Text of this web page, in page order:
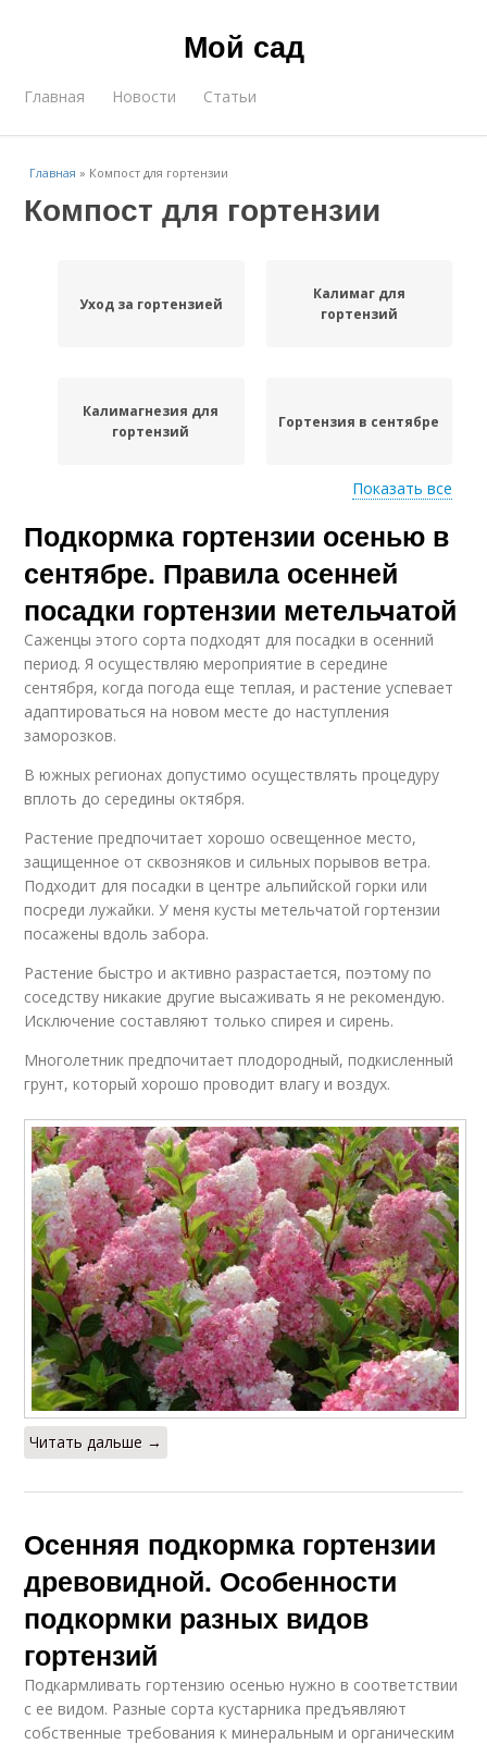
Мой сад
Главная Новости Статьи
Главная » Компост для гортензии
Компост для гортензии
Уход за гортензией
Калимаг для
гортензий
Калимагнезия для
гортензий
Гортензия в сентябре
Удобрение для
гортензий
Подкормки для
садовых гортензий
Показать все
Подкормка гортензии осенью в
сентябре. Правила осенней
посадки гортензии метельчатой
Саженцы этого сорта подходят для посадки в осенний
период. Я осуществляю мероприятие в середине
сентября, когда погода еще теплая, и растение успевает
адаптироваться на новом месте до наступления
заморозков.
В южных регионах допустимо осуществлять процедуру
вплоть до середины октября.
Растение предпочитает хорошо освещенное место,
защищенное от сквозняков и сильных порывов ветра.
Подходит для посадки в центре альпийской горки или
посреди лужайки. У меня кусты метельчатой гортензии
посажены вдоль забора.
Растение быстро и активно разрастается, поэтому по
соседству никакие другие высаживать я не рекомендую.
Исключение составляют только спирея и сирень.
Многолетник предпочитает плодородный, подкисленный
грунт, который хорошо проводит влагу и воздух.
Читать дальше →
Осенняя подкормка гортензии
древовидной. Особенности
подкормки разных видов
гортензий
Подкармливать гортензию осенью нужно в соответствии
с ее видом. Разные сорта кустарника предъявляют
собственные требования к минеральным и органическим